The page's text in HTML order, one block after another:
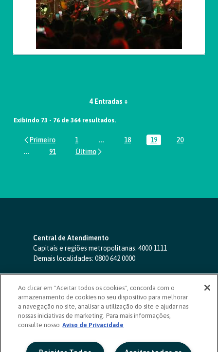
4 Entradas
Exibindo 73 - 76 de 364 resultados.
Página
1 ...Páginas intermediárias Usar ABA
Página
18 Página
19 Página
20
...Páginas intermediárias Usar ABA para navegar.
Página
91
Central de Atendimento
Capitais e regiões metropolitanas: 4000 1111
Demais localidades: 0800 642 0000
SAC 24 horas-0800 724 4420
Ouvidoria
0800 725 0996
(de segunda a sexta, das 8h às 20h)
ouvidoriasicoob.com.br
Deficientes auditivos ou de fala
Ao clicar em "Aceitar todos os cookies", concorda com o
armazenamento de cookies no seu dispositivo para melhorar
a navegação no site, analisar a utilização do site e ajudar nas
nossas iniciativas de marketing. Para mais informações,
consulte nosso Aviso de Privacidade